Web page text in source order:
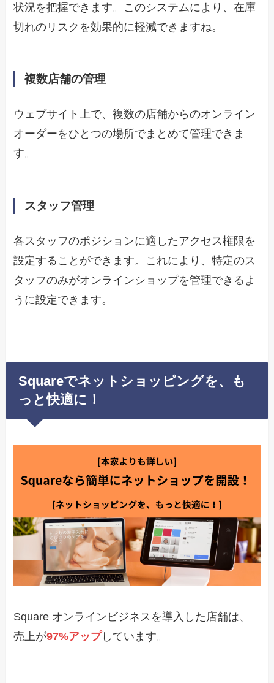
状況を把握できます。このシステムにより、在庫
切れのリスクを効果的に軽減できますね。
複数店舗の管理
ウェブサイト上で、複数の店舗からのオンライン
オーダーをひとつの場所でまとめて管理できま
す。
スタッフ管理
各スタッフのポジションに適したアクセス権限を
設定することができます。これにより、特定のス
タッフのみがオンラインショップを管理できるよ
うに設定できます。
Squareでネットショッピングを、も
っと快適に！
Square オンラインビジネスを導入した店舗は、
売上が97%アップしています。